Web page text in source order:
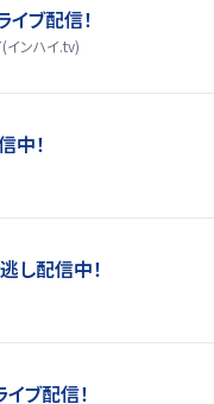
ブ配信！
インハイ.tv)
中！
し配信中！
ブ配信！